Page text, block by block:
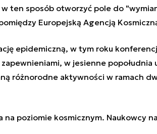
ten sposób otworzyć pole do
Europejską Agencją
epidemiczną, w tym roku
w jesienne
różnorodne aktywności w ramach
na poziomie kosmicznym. Naukowcy